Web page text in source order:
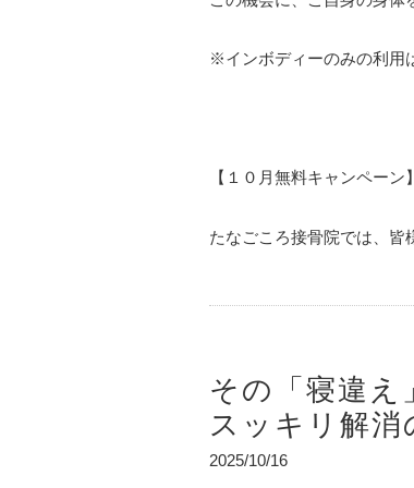
※インボディーのみの利用
【１０月無料キャンペー
たなごころ接骨院では、皆
その「寝違え
スッキリ解消
2025/10/16